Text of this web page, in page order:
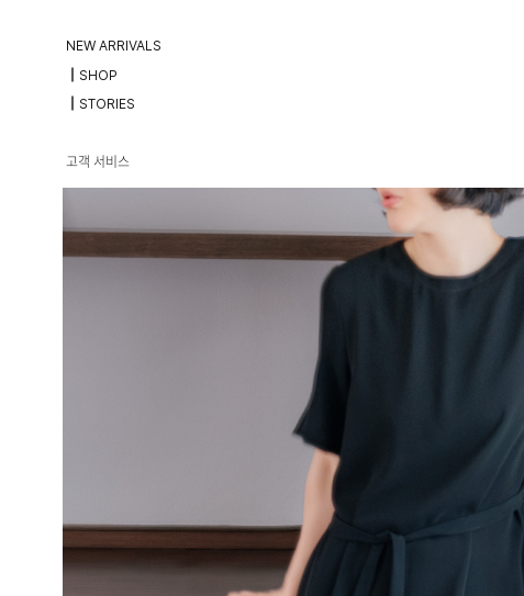
NEW ARRIVALS
┃SHOP
┃STORIES
고객 서비스